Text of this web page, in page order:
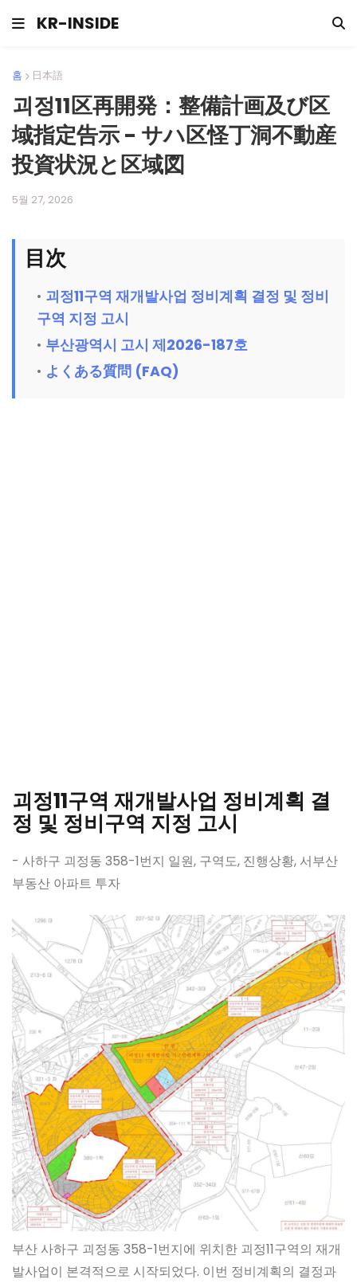
KR-INSIDE
홈 日本語
괴정11区再開発：整備計画及び区
域指定告示 - サハ区怪丁洞不動産
投資状況と区域図
5월 27, 2026
目次
괴정11구역 재개발사업 정비계획 결정 및 정비
구역 지정 고시
부산광역시 고시 제2026-187호
よくある質問 (FAQ)
괴정11구역 재개발사업 정비계획 결
정 및 정비구역 지정 고시
- 사하구 괴정동 358-1번지 일원, 구역도, 진행상황, 서부산
부동산 아파트 투자
부산 사하구 괴정동 358-1번지에 위치한 괴정11구역의 재개
발사업이 본격적으로 시작되었다. 이번 정비계획의 결정과